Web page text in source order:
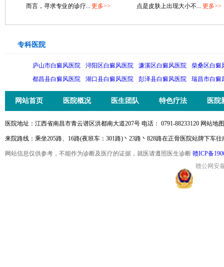
而言，寻求专业的诊疗...更多>>
点是皮肤上出现大小不...更多>>
专科医院
庐山市白癜风医院 浔阳区白癜风医院 濂溪区白癜风医院
柴桑区白癜
都昌县白癜风医院
湖口县白癜风医院 彭泽县白癜风医院 瑞昌市白癜
网站首页 医院概况 医生团队 特色疗法 医院
医院地址：江西省南昌市青云谱区洪都南大道207号 电话： 0791-88233120 网站地
来院路线：乘坐205路、16路(夜班车：301路)丶23路丶828路在正骨医院站牌下车
网站信息仅供参考，不能作为诊断及医疗的证据，就医请遵照医生诊断 赣ICP备
赣公网安